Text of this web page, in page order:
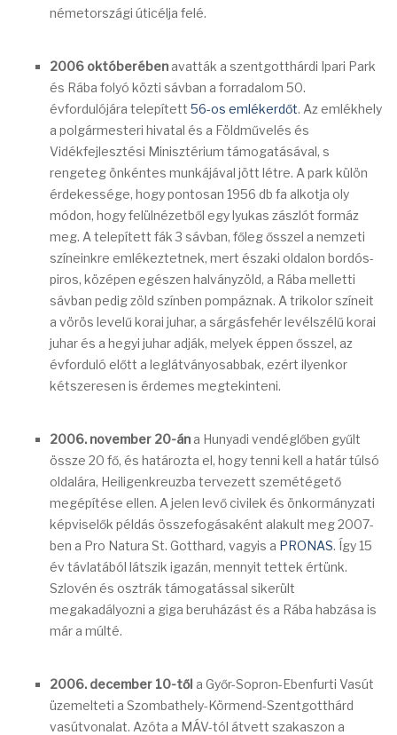
németországi úticélja felé.
2006 októberében avatták a szentgotthárdi Ipari Park
és Rába folyó közti sávban a forradalom 50.
évfordulójára telepített 56-os emlékerdőt. Az emlékhely
a polgármesteri hivatal és a Földművelés és
Vidékfejlesztési Minisztérium támogatásával, s
rengeteg önkéntes munkájával jött létre. A park külön
érdekessége, hogy pontosan 1956 db fa alkotja oly
módon, hogy felülnézetből egy lyukas zászlót formáz
meg. A telepített fák 3 sávban, főleg ősszel a nemzeti
színeinkre emlékeztetnek, mert északi oldalon bordós-
piros, középen egészen halványzöld, a Rába melletti
sávban pedig zöld színben pompáznak. A trikolor színeit
a vörös levelű korai juhar, a sárgásfehér levélszélű korai
juhar és a hegyi juhar adják, melyek éppen ősszel, az
évforduló előtt a leglátványosabbak, ezért ilyenkor
kétszeresen is érdemes megtekinteni.
2006. november 20-án a Hunyadi vendéglőben gyűlt
össze 20 fő, és határozta el, hogy tenni kell a határ túlsó
oldalára, Heiligenkreuzba tervezett szemétégető
megépítése ellen. A jelen levő civilek és önkormányzati
képviselők példás összefogásaként alakult meg 2007-
ben a Pro Natura St. Gotthard, vagyis a PRONAS. Így 15
év távlatából látszik igazán, mennyit tettek értünk.
Szlovén és osztrák támogatással sikerült
megakadályozni a giga beruházást és a Rába habzása is
már a múlté.
2006. december 10-től a Győr-Sopron-Ebenfurti Vasút
üzemelteti a Szombathely-Körmend-Szentgotthárd
vasútvonalat. Azóta a MÁV-tól átvett szakaszon a